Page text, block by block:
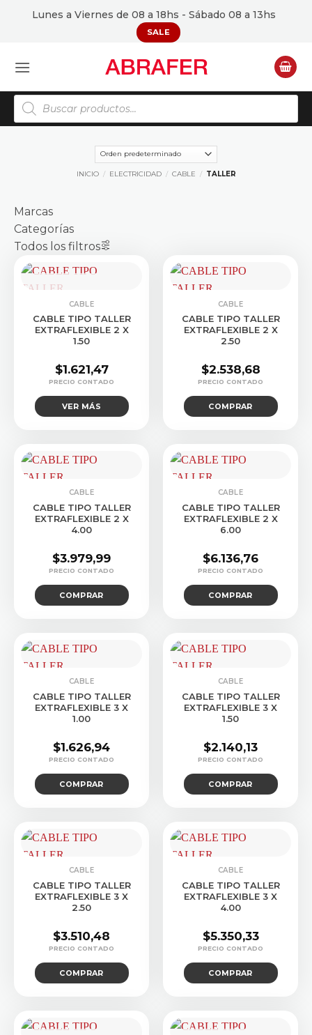
Lunes a Viernes de 08 a 18hs - Sábado 08 a 13hs
SALE
Búsqueda
de
productos
INICIO / ELECTRICIDAD / CABLE / TALLER
Marcas
Categorías
Todos los filtros
CABLE
CABLE TIPO TALLER
EXTRAFLEXIBLE 2 X
1.50
$1.621,47
VER MÁS
CABLE
CABLE TIPO TALLER
EXTRAFLEXIBLE 2 X
2.50
$2.538,68
COMPRAR
CABLE
CABLE TIPO TALLER
EXTRAFLEXIBLE 2 X
4.00
$3.979,99
COMPRAR
CABLE
CABLE TIPO TALLER
EXTRAFLEXIBLE 2 X
6.00
$6.136,76
COMPRAR
CABLE
CABLE TIPO TALLER
EXTRAFLEXIBLE 3 X
1.00
$1.626,94
COMPRAR
CABLE
CABLE TIPO TALLER
EXTRAFLEXIBLE 3 X
1.50
$2.140,13
COMPRAR
CABLE
CABLE TIPO TALLER
EXTRAFLEXIBLE 3 X
2.50
$3.510,48
COMPRAR
CABLE
CABLE TIPO TALLER
EXTRAFLEXIBLE 3 X
4.00
$5.350,33
COMPRAR